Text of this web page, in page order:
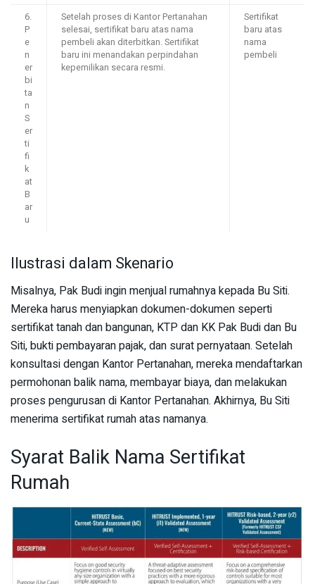
6.
P
e
n
er
bi
ta
n
S
er
ti
fi
k
at
B
ar
u
Setelah proses di Kantor Pertanahan
selesai, sertifikat baru atas nama
pembeli akan diterbitkan. Sertifikat
baru ini menandakan perpindahan
kepemilikan secara resmi.
Sertifikat
baru atas
nama
pembeli
Ilustrasi dalam Skenario
Misalnya, Pak Budi ingin menjual rumahnya kepada Bu Siti.
Mereka harus menyiapkan dokumen-dokumen seperti
sertifikat tanah dan bangunan, KTP dan KK Pak Budi dan Bu
Siti, bukti pembayaran pajak, dan surat pernyataan. Setelah
konsultasi dengan Kantor Pertanahan, mereka mendaftarkan
permohonan balik nama, membayar biaya, dan melakukan
proses pengurusan di Kantor Pertanahan. Akhirnya, Bu Siti
menerima sertifikat rumah atas namanya.
Syarat Balik Nama Sertifikat
Rumah